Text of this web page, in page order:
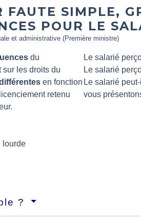
FAUTE SIMPLE,
POUR LE
et administrative (Première ministre)
du
sur les droits du
en fonction
retenu
Le salarié
Le salarié
Le salarié
vous
lourde
?